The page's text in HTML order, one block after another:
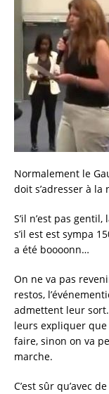
Normalement le
doit s’adresser à
S’il n’est pas
s’il est est sympa
a été boooonn…
On ne va pas
restos,
admettent leur
leurs expliquer
faire, sinon on va
marche.
C’est sûr qu’avec